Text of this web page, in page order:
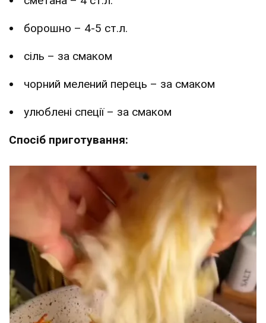
борошно – 4-5 ст.л.
сіль – за смаком
чорний мелений перець – за смаком
улюблені спеції – за смаком
Спосіб приготування: